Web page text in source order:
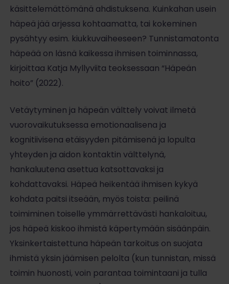
käsittelemättömänä ahdistuksena. Kuinkahan usein
häpeä jää arjessa kohtaamatta, tai kokeminen
pysähtyy esim. kiukkuvaiheeseen? Tunnistamatonta
häpeää on läsnä kaikessa ihmisen toiminnassa,
kirjoittaa Katja Myllyviita teoksessaan “Häpeän
hoito” (2022).
Vetäytyminen ja häpeän välttely voivat ilmetä
vuorovaikutuksessa emotionaalisena ja
kognitiivisena etäisyyden pitämisenä ja lopulta
yhteyden ja aidon kontaktin välttelynä,
hankaluutena asettua katsottavaksi ja
kohdattavaksi. Häpeä heikentää ihmisen kykyä
kohdata paitsi itseään, myös toista: peilinä
toimiminen toiselle ymmärrettävästi hankaloituu,
jos häpeä kiskoo ihmistä käpertymään sisäänpäin.
Yksinkertaistettuna häpeän tarkoitus on suojata
ihmistä yksin jäämisen pelolta (kun tunnistan, missä
toimin huonosti, voin parantaa toimintaani ja tulla